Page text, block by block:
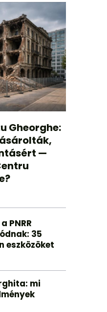
Gheorghe:
—
PNRR
35
eszközöket
mi